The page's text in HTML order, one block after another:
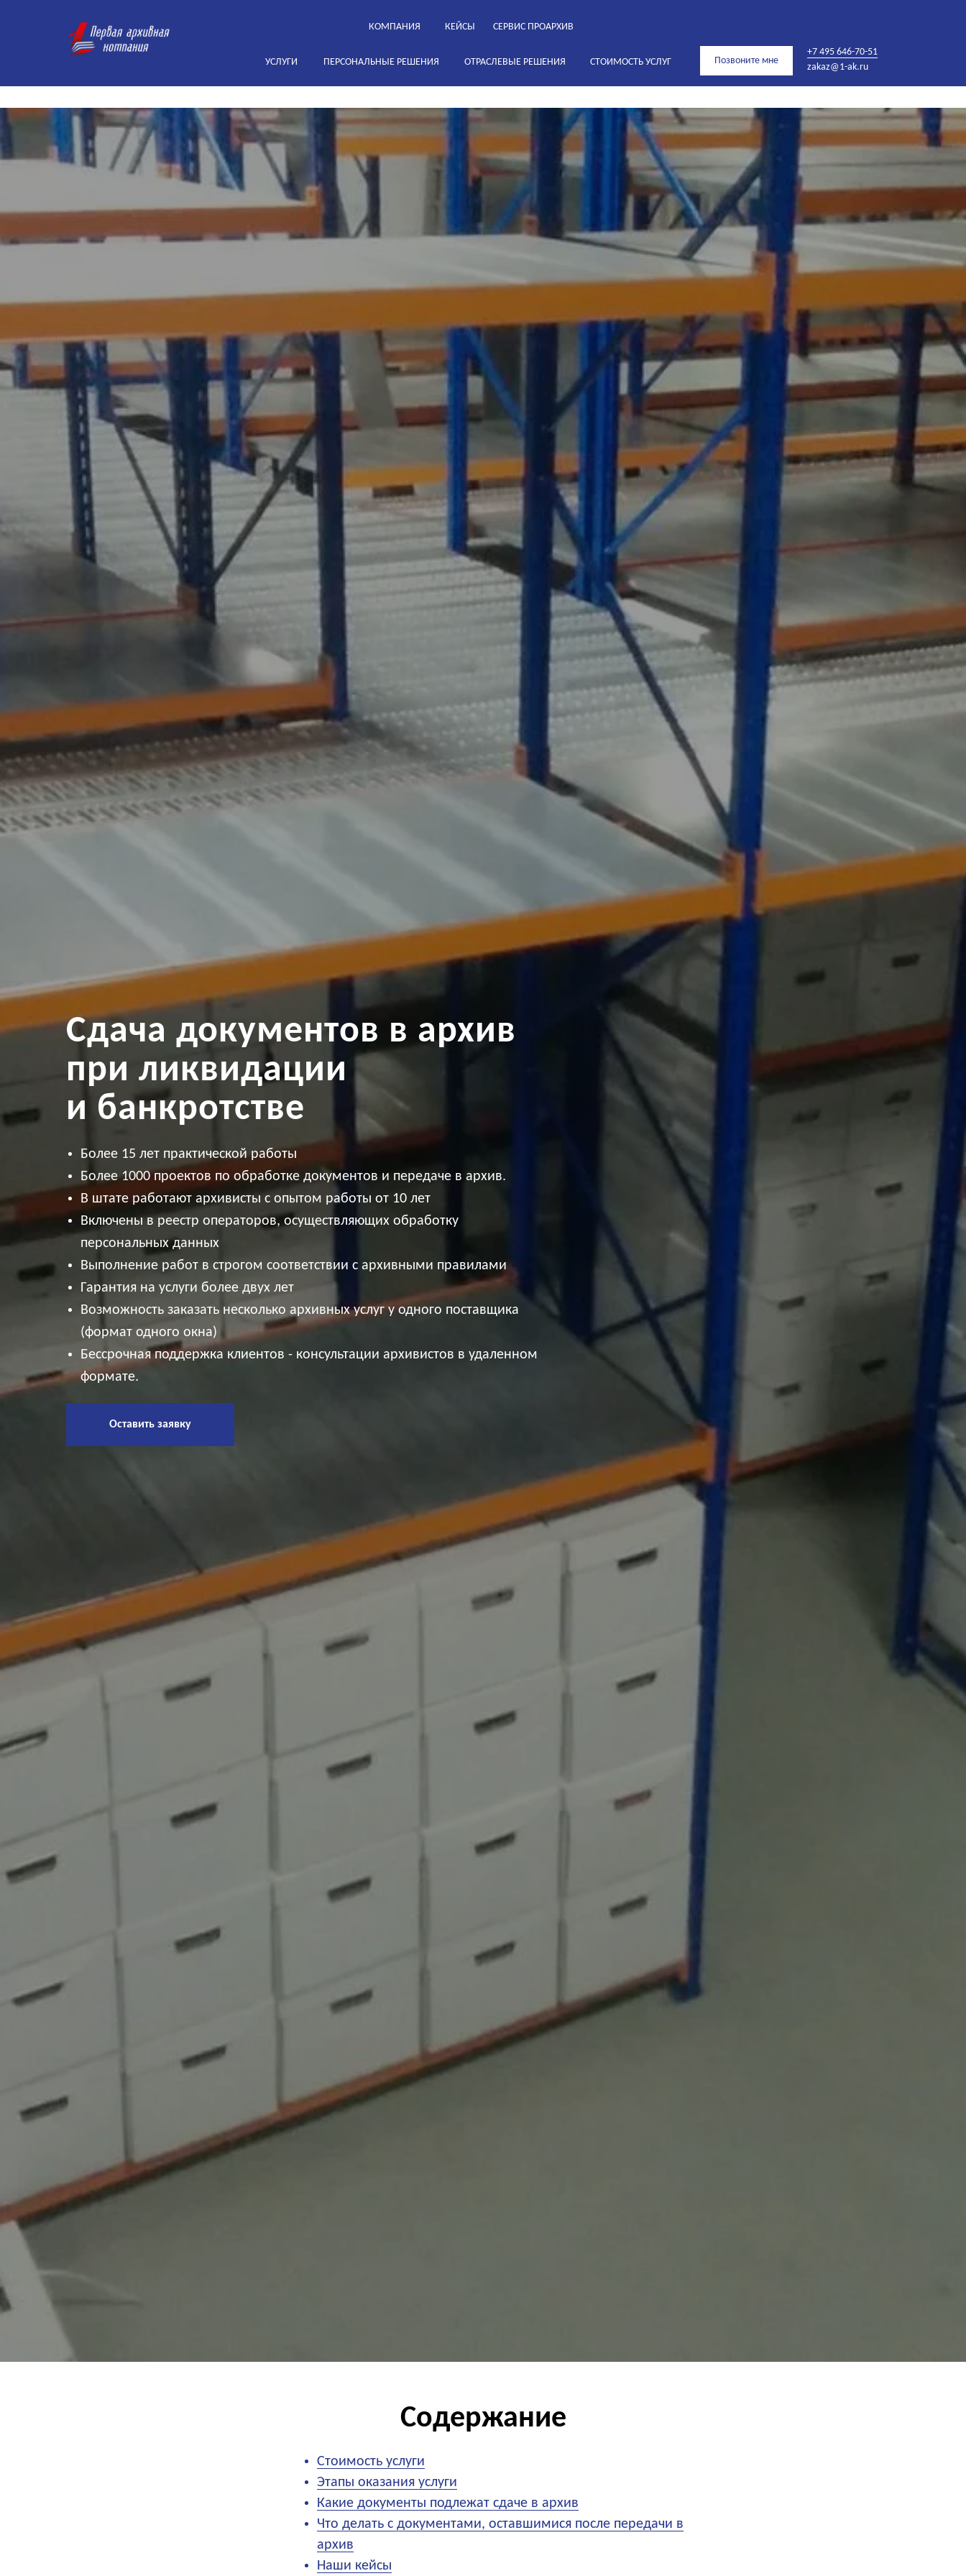
КОМПАНИЯ КЕЙСЫ СЕРВИС ПРОАРХИВ
УСЛУГИ ПЕРСОНАЛЬНЫЕ РЕШЕНИЯ ОТРАСЛЕВЫЕ РЕШЕНИЯ СТОИМОСТЬ УСЛУГ
+7 495 646-70-51
zakaz@1-ak.ru
Позвоните мне
Сдача документов в архив
при ликвидации
и банкротстве
Более 15 лет практической работы
Более 1000 проектов по обработке документов и передаче в архив.
В штате работают архивисты с опытом работы от 10 лет
Включены в реестр операторов, осуществляющих обработку
персональных данных
Выполнение работ в строгом соответствии с архивными правилами
Гарантия на услуги более двух лет
Возможность заказать несколько архивных услуг у одного поставщика
(формат одного окна)
Бессрочная поддержка клиентов - консультации архивистов в удаленном
формате.
Оставить заявку
Содержание
Стоимость услуги
Этапы оказания услуги
Какие документы подлежат сдаче в архив
Что делать с документами, оставшимися после передачи в
архив
Наши кейсы